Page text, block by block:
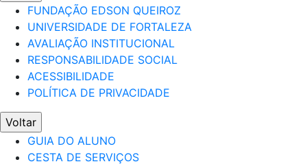
FUNDAÇÃO EDSON QUEIROZ
UNIVERSIDADE DE FORTALEZA
AVALIAÇÃO INSTITUCIONAL
RESPONSABILIDADE SOCIAL
ACESSIBILIDADE
POLÍTICA DE PRIVACIDADE
Voltar
GUIA DO ALUNO
CESTA DE SERVIÇOS